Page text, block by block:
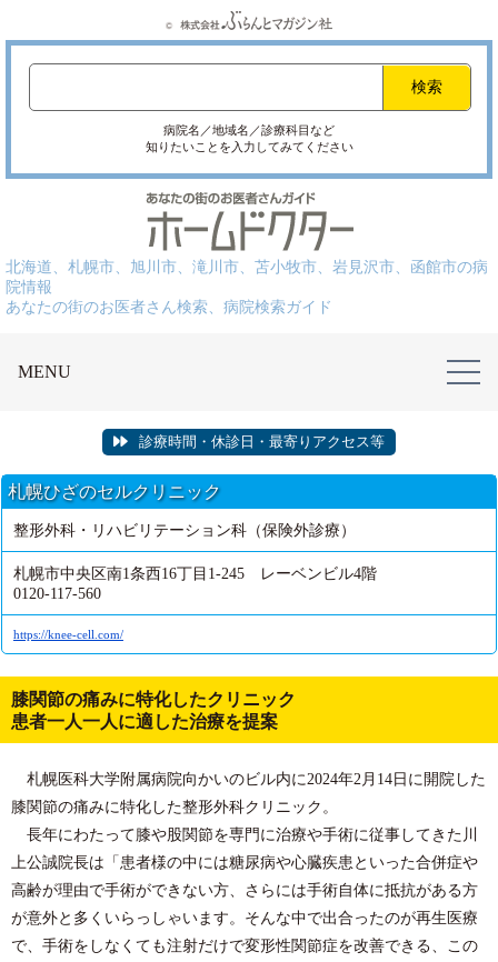
病院名／地域名／診療科目など
知りたいことを入力してみてください
北海道、札幌市、旭川市、滝川市、苫小牧市、岩見沢市、函館市の病
院情報
あなたの街のお医者さん検索、病院検索ガイド
MENU
診療時間・休診日・最寄りアクセス等
札幌ひざのセルクリニック
整形外科・リハビリテーション科（保険外診療）
札幌市中央区南1条西16丁目1-245 レーベンビル4階
0120-117-560
https://knee-cell.com/
膝関節の痛みに特化したクリニック
患者一人一人に適した治療を提案
札幌医科大学附属病院向かいのビル内に2024年2月14日に開院した
膝関節の痛みに特化した整形外科クリニック。
長年にわたって膝や股関節を専門に治療や手術に従事してきた川
上公誠院長は「患者様の中には糖尿病や心臓疾患といった合併症や
高齢が理由で手術ができない方、さらには手術自体に抵抗がある方
が意外と多くいらっしゃいます。そんな中で出合ったのが再生医療
で、手術をしなくても注射だけで変形性関節症を改善できる、この